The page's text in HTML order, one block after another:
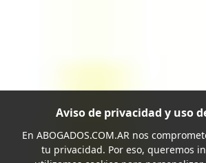
Aviso de privacidad y uso
En ABOGADOS.COM.ARnos
tu privacidad. Por eso, queremos